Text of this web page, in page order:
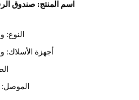
أجهزة
الموصل: FC ، SC ، LC ، ST